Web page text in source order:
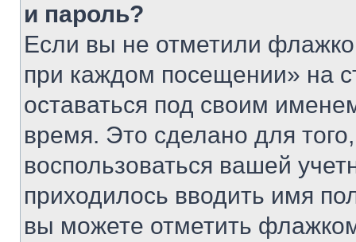
и пароль?
Если вы не отметили
при каждом посещении» на
оставаться под своим
время. Это сделано для
воспользоваться вашей
приходилось вводить имя
вы можете отметить